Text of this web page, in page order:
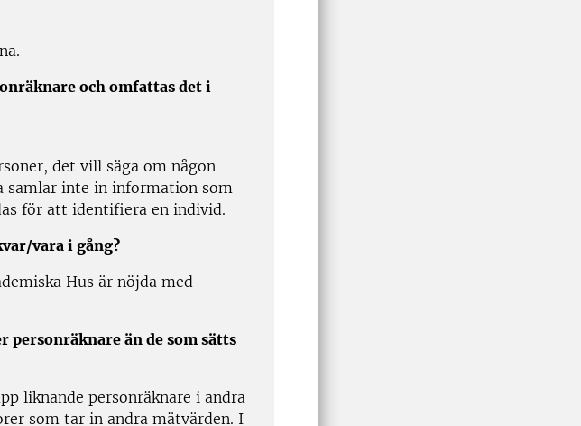
och omfattas det i
det vill säga om någon
samlar inte in information som
för att identifiera en individ.
vara i gång?
Hus är nöjda med
än de som sätts
liknande personräknare i andra
som tar in andra mätvärden. I